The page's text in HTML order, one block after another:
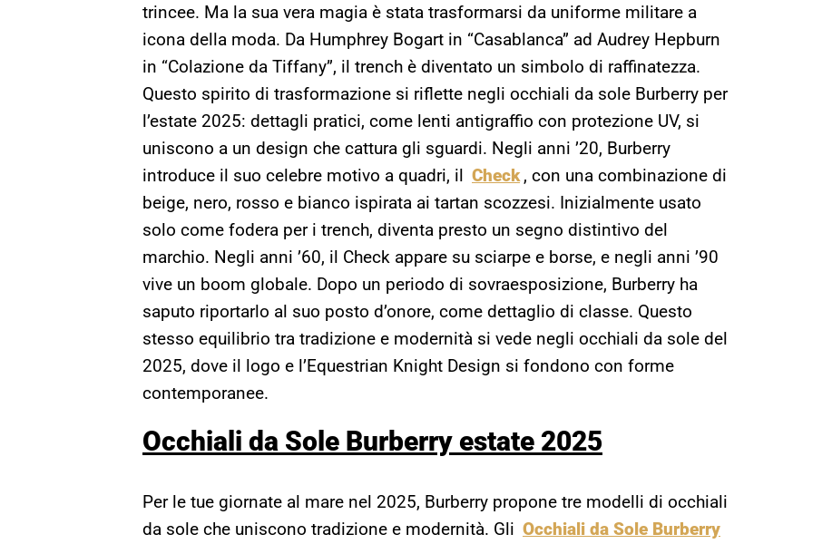
trincee. Ma la sua vera magia è stata trasformarsi da uniforme militare a
icona della moda. Da Humphrey Bogart in “Casablanca” ad Audrey Hepburn
in “Colazione da Tiffany”, il trench è diventato un simbolo di raffinatezza.
Questo spirito di trasformazione si riflette negli occhiali da sole Burberry per
l’estate 2025: dettagli pratici, come lenti antigraffio con protezione UV, si
uniscono a un design che cattura gli sguardi. Negli anni ’20, Burberry
introduce il suo celebre motivo a quadri, il Check , con una combinazione di
beige, nero, rosso e bianco ispirata ai tartan scozzesi. Inizialmente usato
solo come fodera per i trench, diventa presto un segno distintivo del
marchio. Negli anni ’60, il Check appare su sciarpe e borse, e negli anni ’90
vive un boom globale. Dopo un periodo di sovraesposizione, Burberry ha
saputo riportarlo al suo posto d’onore, come dettaglio di classe. Questo
stesso equilibrio tra tradizione e modernità si vede negli occhiali da sole del
2025, dove il logo e l’Equestrian Knight Design si fondono con forme
contemporanee.
Occhiali da Sole Burberry estate 2025
Per le tue giornate al mare nel 2025, Burberry propone tre modelli di occhiali
da sole che uniscono tradizione e modernità. Gli Occhiali da Sole Burberry